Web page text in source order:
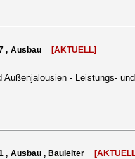
, Ausbau [AKTUELL]
- Leistungs-
, Ausbau , Bauleiter